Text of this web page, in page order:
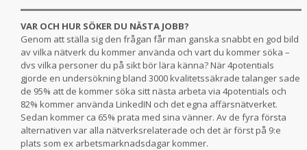
VAR OCH HUR SÖKER DU NÄSTA JOBB?
Genom att ställa sig den frågan får man ganska snabbt en god bild
av vilka nätverk du kommer använda och vart du kommer söka –
dvs vilka personer du på sikt bör lära känna? När 4potentials
gjorde en undersökning bland 3000 kvalitetssäkrade talanger sade
de 95% att de kommer söka sitt nästa arbeta via 4potentials och
82% kommer använda LinkedIN och det egna affärsnätverket.
Sedan kommer ca 65% prata med sina vänner. Av de fyra första
alternativen var alla nätverksrelaterade och det är först på 9:e
plats som ex arbetsmarknadsdagar kommer.